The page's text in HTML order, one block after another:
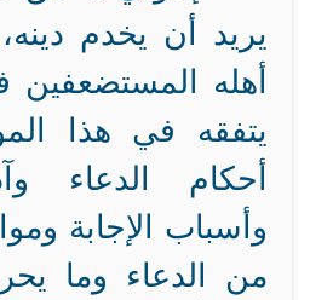
يريد أن يخدم
أهله المستضعفين
يتفقه في هذا
أحكام الدعاء
وأسباب الإجابة
من الدعاء وما